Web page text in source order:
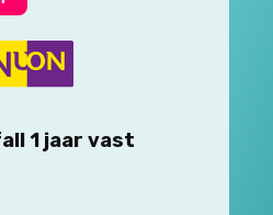
1 jaar vast